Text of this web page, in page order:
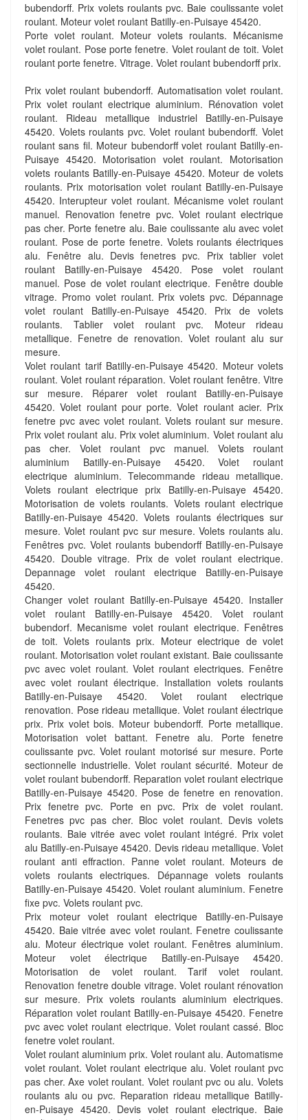
bubendorff. Prix volets roulants pvc. Baie coulissante volet
roulant. Moteur volet roulant Batilly-en-Puisaye 45420.
Porte volet roulant. Moteur volets roulants. Mécanisme
volet roulant. Pose porte fenetre. Volet roulant de toit. Volet
roulant porte fenetre. Vitrage. Volet roulant bubendorff prix.
Prix volet roulant bubendorff. Automatisation volet roulant.
Prix volet roulant electrique aluminium. Rénovation volet
roulant. Rideau metallique industriel Batilly-en-Puisaye
45420. Volets roulants pvc. Volet roulant bubendorff. Volet
roulant sans fil. Moteur bubendorff volet roulant Batilly-en-
Puisaye 45420. Motorisation volet roulant. Motorisation
volets roulants Batilly-en-Puisaye 45420. Moteur de volets
roulants. Prix motorisation volet roulant Batilly-en-Puisaye
45420. Interupteur volet roulant. Mécanisme volet roulant
manuel. Renovation fenetre pvc. Volet roulant electrique
pas cher. Porte fenetre alu. Baie coulissante alu avec volet
roulant. Pose de porte fenetre. Volets roulants électriques
alu. Fenêtre alu. Devis fenetres pvc. Prix tablier volet
roulant Batilly-en-Puisaye 45420. Pose volet roulant
manuel. Pose de volet roulant electrique. Fenêtre double
vitrage. Promo volet roulant. Prix volets pvc. Dépannage
volet roulant Batilly-en-Puisaye 45420. Prix de volets
roulants. Tablier volet roulant pvc. Moteur rideau
metallique. Fenetre de renovation. Volet roulant alu sur
mesure.
Volet roulant tarif Batilly-en-Puisaye 45420. Moteur volets
roulant. Volet roulant réparation. Volet roulant fenêtre. Vitre
sur mesure. Réparer volet roulant Batilly-en-Puisaye
45420. Volet roulant pour porte. Volet roulant acier. Prix
fenetre pvc avec volet roulant. Volets roulant sur mesure.
Prix volet roulant alu. Prix volet aluminium. Volet roulant alu
pas cher. Volet roulant pvc manuel. Volets roulant
aluminium Batilly-en-Puisaye 45420. Volet roulant
electrique aluminium. Telecommande rideau metallique.
Volets roulant electrique prix Batilly-en-Puisaye 45420.
Motorisation de volets roulants. Volets roulant electrique
Batilly-en-Puisaye 45420. Volets roulants électriques sur
mesure. Volet roulant pvc sur mesure. Volets roulants alu.
Fenêtres pvc. Volet roulants bubendorff Batilly-en-Puisaye
45420. Double vitrage. Prix de volet roulant electrique.
Depannage volet roulant electrique Batilly-en-Puisaye
45420.
Changer volet roulant Batilly-en-Puisaye 45420. Installer
volet roulant Batilly-en-Puisaye 45420. Volet roulant
bubendorf. Mecanisme volet roulant electrique. Fenêtres
de toit. Volets roulants prix. Moteur electrique de volet
roulant. Motorisation volet roulant existant. Baie coulissante
pvc avec volet roulant. Volet roulant electriques. Fenêtre
avec volet roulant électrique. Installation volets roulants
Batilly-en-Puisaye 45420. Volet roulant electrique
renovation. Pose rideau metallique. Volet roulant électrique
prix. Prix volet bois. Moteur bubendorff. Porte metallique.
Motorisation volet battant. Fenetre alu. Porte fenetre
coulissante pvc. Volet roulant motorisé sur mesure. Porte
sectionnelle industrielle. Volet roulant sécurité. Moteur de
volet roulant bubendorff. Reparation volet roulant electrique
Batilly-en-Puisaye 45420. Pose de fenetre en renovation.
Prix fenetre pvc. Porte en pvc. Prix de volet roulant.
Fenetres pvc pas cher. Bloc volet roulant. Devis volets
roulants. Baie vitrée avec volet roulant intégré. Prix volet
alu Batilly-en-Puisaye 45420. Devis rideau metallique. Volet
roulant anti effraction. Panne volet roulant. Moteurs de
volets roulants electriques. Dépannage volets roulants
Batilly-en-Puisaye 45420. Volet roulant aluminium. Fenetre
fixe pvc. Volets roulant pvc.
Prix moteur volet roulant electrique Batilly-en-Puisaye
45420. Baie vitrée avec volet roulant. Fenetre coulissante
alu. Moteur électrique volet roulant. Fenêtres aluminium.
Moteur volet électrique Batilly-en-Puisaye 45420.
Motorisation de volet roulant. Tarif volet roulant.
Renovation fenetre double vitrage. Volet roulant rénovation
sur mesure. Prix volets roulants aluminium electriques.
Réparation volet roulant Batilly-en-Puisaye 45420. Fenetre
pvc avec volet roulant electrique. Volet roulant cassé. Bloc
fenetre volet roulant.
Volet roulant aluminium prix. Volet roulant alu. Automatisme
volet roulant. Volet roulant electrique alu. Volet roulant pvc
pas cher. Axe volet roulant. Volet roulant pvc ou alu. Volets
roulants alu ou pvc. Reparation rideau metallique Batilly-
en-Puisaye 45420. Devis volet roulant electrique. Baie